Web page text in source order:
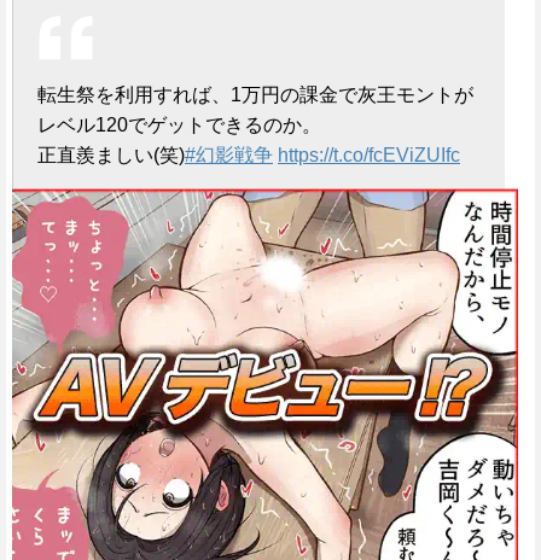
転生祭を利用すれば、1万円の課金で灰王モントが
レベル120でゲットできるのか。
正直羨ましい(笑)#幻影戦争 https://t.co/fcEViZUIfc